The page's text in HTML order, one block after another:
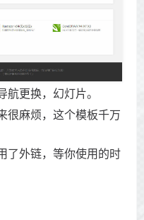
更换，幻灯片。
很麻烦，这个模板千万
了外链，等你使用的时